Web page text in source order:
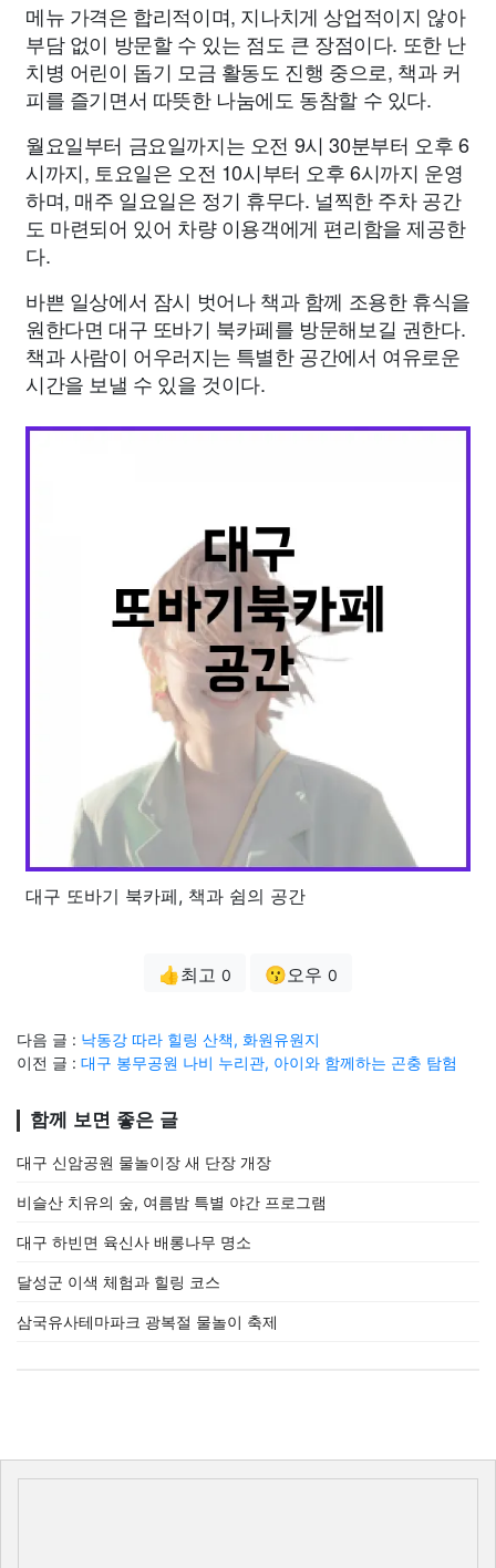
메뉴 가격은 합리적이며, 지나치게 상업적이지 않아
부담 없이 방문할 수 있는 점도 큰 장점이다. 또한 난
치병 어린이 돕기 모금 활동도 진행 중으로, 책과 커
피를 즐기면서 따뜻한 나눔에도 동참할 수 있다.
월요일부터 금요일까지는 오전 9시 30분부터 오후 6
시까지, 토요일은 오전 10시부터 오후 6시까지 운영
하며, 매주 일요일은 정기 휴무다. 널찍한 주차 공간
도 마련되어 있어 차량 이용객에게 편리함을 제공한
다.
바쁜 일상에서 잠시 벗어나 책과 함께 조용한 휴식을
원한다면 대구 또바기 북카페를 방문해보길 권한다.
책과 사람이 어우러지는 특별한 공간에서 여유로운
시간을 보낼 수 있을 것이다.
대구 또바기 북카페, 책과 쉼의 공간
👍최고 0 😗오우 0
다음 글 : 낙동강 따라 힐링 산책, 화원유원지
이전 글 : 대구 봉무공원 나비 누리관, 아이와 함께하는 곤충 탐험
함께 보면 좋은 글
대구 신암공원 물놀이장 새 단장 개장
비슬산 치유의 숲, 여름밤 특별 야간 프로그램
대구 하빈면 육신사 배롱나무 명소
달성군 이색 체험과 힐링 코스
삼국유사테마파크 광복절 물놀이 축제